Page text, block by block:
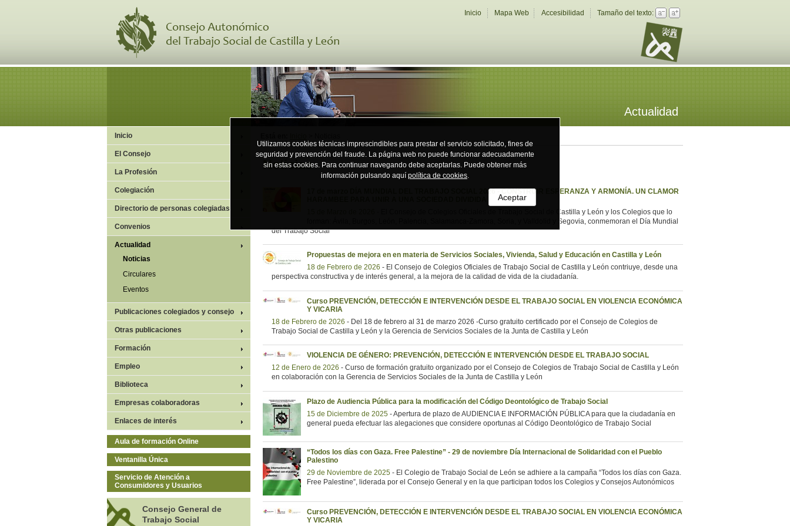
Inicio Mapa Web Accesibilidad Tamaño del texto:
Actualidad
Noticias
17 de marzo DÍA MUNDIAL DEL TRABAJO SOCIAL 2026 - CONSTRUIR ESPERANZA Y ARMONÍA. UN CLAMOR
El Consejo de Colegios Oficiales de Trabajo Social de Castilla y León y los Colegios que lo
forman: Ávila, Burgos, León, Palencia, Salamanca-Zamora, Soria, y Valldolid y Segovia, conmemoran el Día Mundial
del Trabajo Social
Propuestas de mejora en en materia de Servicios Sociales, Vivienda, Salud y Educación en Castilla y León
18 de Febrero de 2026 - El Consejo de Colegios Oficiales de Trabajo Social de Castilla y León contriuye, desde una
perspectiva constructiva y de interés general, a la mejora de la calidad de vida de la ciudadanía.
Curso PREVENCIÓN, DETECCIÓN E INTERVENCIÓN DESDE EL TRABAJO SOCIAL EN VIOLENCIA ECONÓMICA
Y VICARIA
18 de Febrero de 2026 - Del 18 de febrero al 31 de marzo 2026 -Curso gratuito certificado por el Consejo de Colegios de
Trabajo Social de Castilla y León y la Gerencia de Servicios Sociales de la Junta de Castilla y León
VIOLENCIA DE GÉNERO: PREVENCIÓN, DETECCIÓN E INTERVENCIÓN DESDE EL TRABAJO SOCIAL
12 de Enero de 2026 - Curso de formación gratuito organizado por el Consejo de Colegios de Trabajo Social de Castilla y León
en colaboración con la Gerencia de Servicios Sociales de la Junta de Castilla y León
Plazo de Audiencia Pública para la modificación del Código Deontológico de Trabajo Social
15 de Diciembre de 2025 -Apertura de plazo de AUDIENCIA E INFORMACIÓN PÚBLICA para que la ciudadanía en
general pueda efectuar las alegaciones que considere oportunas al Código Deontológico de Trabajo Social
“Todos los días con Gaza. Free Palestine” - 29 de noviembre Día Internacional de Solidaridad con el Pueblo
Palestino
29 de Noviembre de 2025 - El Colegio de Trabajo Social de León se adhiere a la campaña “Todos los días con Gaza.
Free Palestine”, liderada por el Consejo General y en la que participan todos los Colegios y Consejos Autonómicos
Curso PREVENCIÓN, DETECCIÓN E INTERVENCIÓN DESDE EL TRABAJO SOCIAL EN VIOLENCIA ECONÓMICA
Y VICARIA
Inicio
El Consejo
La Profesión
Colegiación
Directorio de personas colegiadas
Convenios
Actualidad
Noticias
Circulares
Eventos
Publicaciones colegiados y consejo
Otras publicaciones
Formación
Empleo
Biblioteca
Empresas colaboradoras
Enlaces de interés
Aula de formación Online
Ventanilla Única
Servicio de Atención a
Consumidores y Usuarios
Consejo General de
Trabajo Social
Utilizamos cookies técnicas imprescindibles para prestar el servicio solicitado, fines de
seguridad y prevención del fraude. La página web no puede funcionar adecuadamente
sin estas cookies. Para continuar navegando debe aceptarlas. Puede obtener más
información pulsando aquí política de cookies.
Aceptar